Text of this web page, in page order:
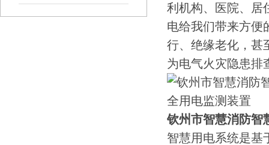
利机构、医院、居
电给我们带来方便
行、绝缘老化，甚
为电气火灾隐患排
钦州市智慧消防智
智慧用电系统是基